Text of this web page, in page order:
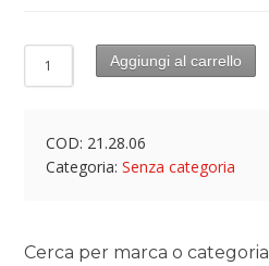
Aggiungi al carrello
COD: 21.28.06
Categoria:Senza categoria
Cerca per marca o categoria